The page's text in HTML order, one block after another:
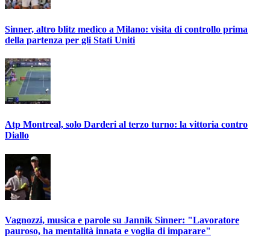
Sinner, altro blitz medico a Milano: visita di controllo prima
della partenza per gli Stati Uniti
Atp Montreal, solo Darderi al terzo turno: la vittoria contro
Diallo
Vagnozzi, musica e parole su Jannik Sinner: "Lavoratore
pauroso, ha mentalità innata e voglia di imparare"